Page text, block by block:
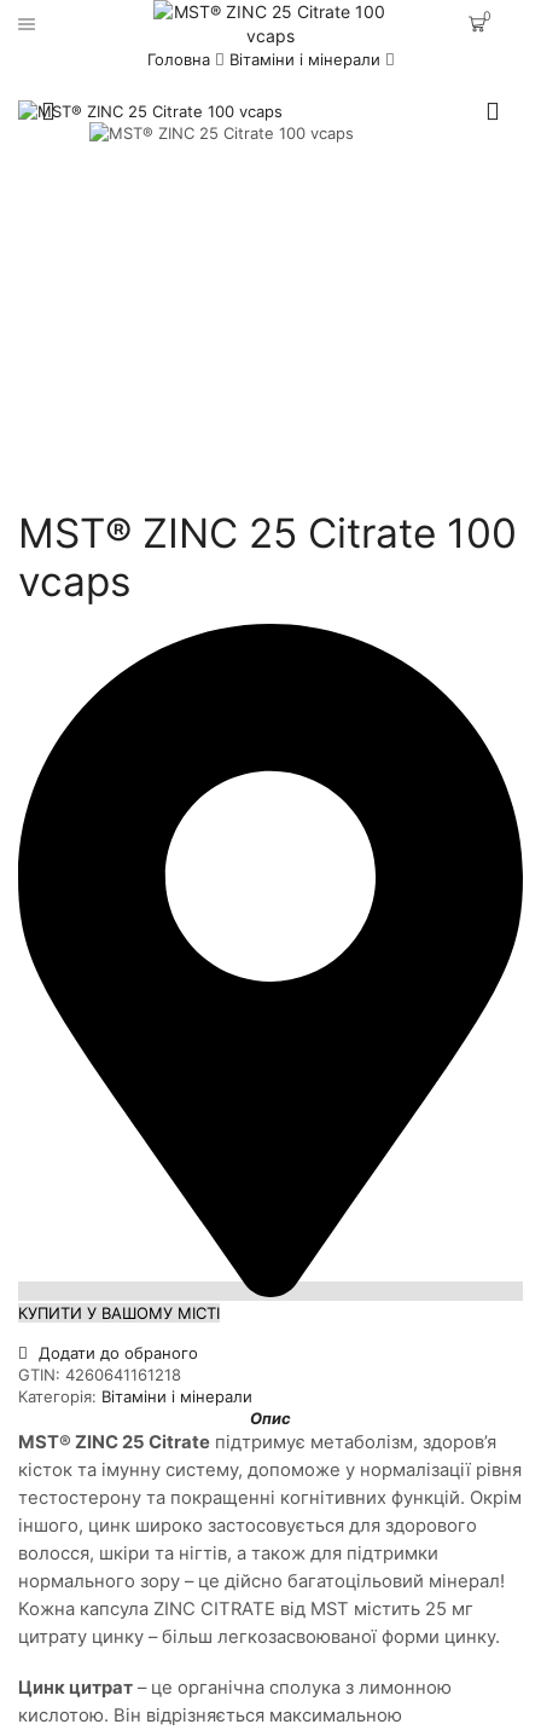
0
Головна Вітаміни і мінерали
MST® ZINC 25 Citrate 100
vcaps
КУПИТИ У ВАШОМУ МІСТІ
Додати до обраного
GTIN: 4260641161218
Категорія: Вітаміни і мінерали
Опис
MST® ZINC 25 Citrate підтримує метаболізм, здоров’я
кісток та імунну систему, допоможе у нормалізації рівня
тестостерону та покращенні когнітивних функцій. Окрім
іншого, цинк широко застосовується для здорового
волосся, шкіри та нігтів, а також для підтримки
нормального зору – це дійсно багатоцільовий мінерал!
Кожна капсула ZINC CITRATE від MST містить 25 мг
цитрату цинку – більш легкозасвоюваної форми цинку.
Цинк цитрат – це органічна сполука з лимонною
кислотою. Він відрізняється максимальною